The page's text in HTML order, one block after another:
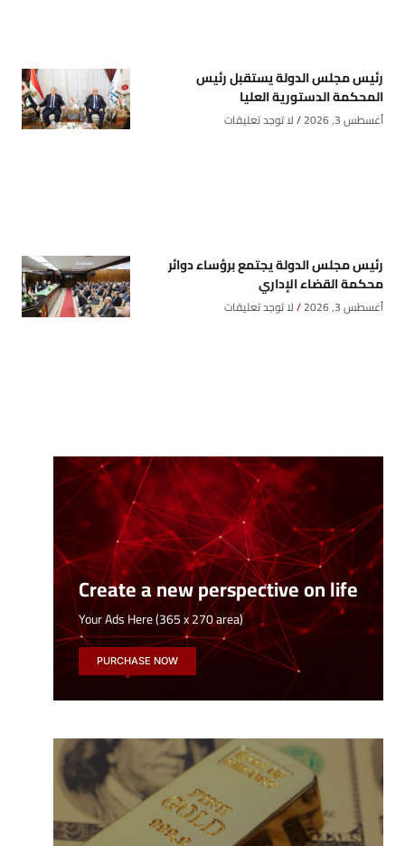
رئيس مجلس الدولة يستقبل رئيس
المحكمة الدستورية العليا
أغسطس 3, 2026 لا توجد تعليقات
رئيس مجلس الدولة يجتمع برؤساء دوائر
محكمة القضاء الإداري
أغسطس 3, 2026 لا توجد تعليقات
Create a new perspective on life
Your Ads Here (365 x 270 area)
PURCHASE NOW